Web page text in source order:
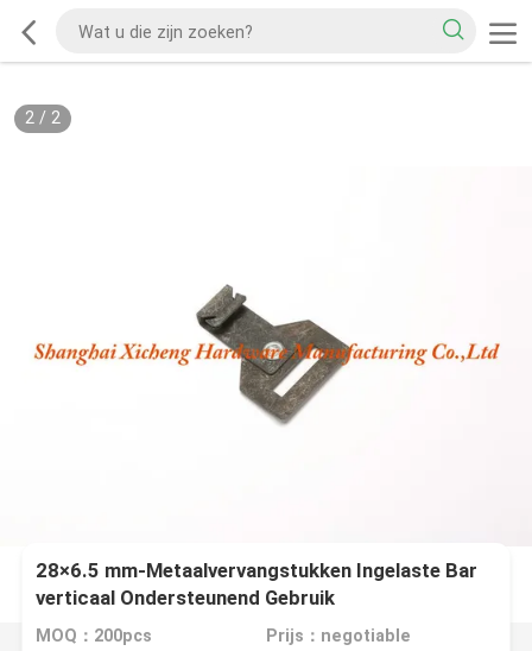
2/ 2
28×6.5 mm-Metaalvervangstukken Ingelaste Bar
verticaal Ondersteunend Gebruik
MOQ：200pcs Prijs：negotiable